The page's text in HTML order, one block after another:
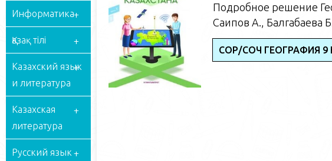
Информатика
Қазақ тілі
Казахский язык
и литература
Казахская
литература
Русский язык
Подробное решение
Саипов А., Балгабаева
СОР/СОЧ ГЕОГРАФИЯ 9